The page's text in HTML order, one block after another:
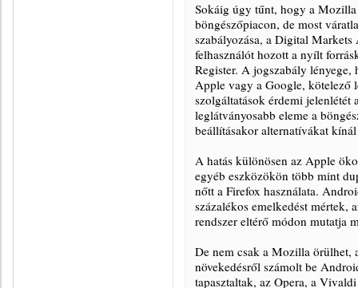
Sokáig úgy tűnt, hogy a
böngészőpiacon, de most
szabályozása, a Digital
felhasználót hozott a nyílt
Register. A jogszabály
Apple vagy a Google, kötelező
szolgáltatások érdemi
leglátványosabb eleme a
beállításakor alternatívákat
A hatás különösen az Apple
egyéb eszközökön több mint
nőtt a Firefox használata.
százalékos emelkedést mértek,
rendszer eltérő módon mutatja
De nem csak a Mozilla örülhet,
növekedésről számolt be
tapasztaltak, az Opera, a